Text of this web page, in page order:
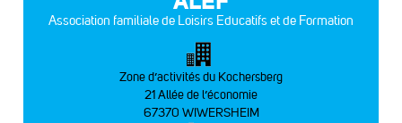
Association familiale de Loisirs Educatifs et de Formation
Zone d’activités du Kochersberg
21 Allée de l’économie
67370 WIWERSHEIM